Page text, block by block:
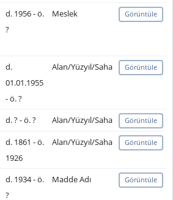
d. 1956 - ö.
?
Meslek Görüntüle
d.
01.01.1955
- ö. ?
Alan/Yüzyıl/Saha Görüntüle
d. ? - ö. ? Alan/Yüzyıl/Saha Görüntüle
d. 1861 - ö.
1926
Alan/Yüzyıl/Saha Görüntüle
d. 1934 - ö.
?
Madde Adı Görüntüle